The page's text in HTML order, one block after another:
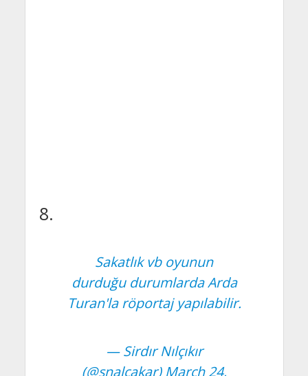
8.
Sakatlık vb oyunun
durduğu durumlarda Arda
Turan'la röportaj yapılabilir.
— Sirdır Nılçıkır
(@snalcakar) March 24,